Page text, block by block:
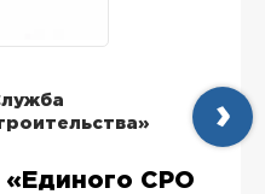
«Единого СРО